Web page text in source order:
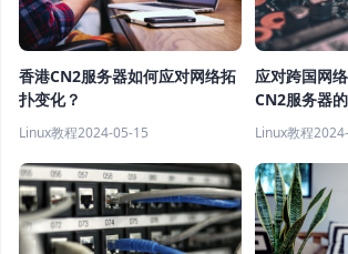
香港CN2服务器如何应对网络拓
扑变化？
Linux教程2024-05-15
应对跨国网
CN2服务器
Linux教程